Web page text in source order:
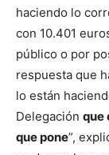
haciendo lo
con 10.401
público o por
respuesta que
lo están
Delegación que
que pone”,